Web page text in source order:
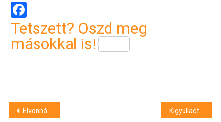
Facebook
Tetszett? Oszd meg
másokkal is!
Bejegyzés
Elvonná, majd újraosztaná a települések iparűzési adóit a kormány